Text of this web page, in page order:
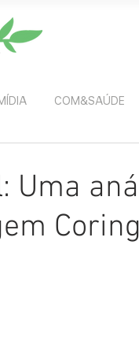
COM&SAÚDE
Uma